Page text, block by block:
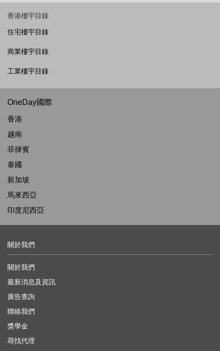
香港樓宇目錄
住宅樓宇目錄
商業樓宇目錄
工業樓宇目錄
OneDay國際
香港
越南
菲律賓
泰國
新加坡
馬來西亞
印度尼西亞
關於我們
關於我們
最新消息及資訊
廣告查詢
聯絡我們
獎學金
尋找代理